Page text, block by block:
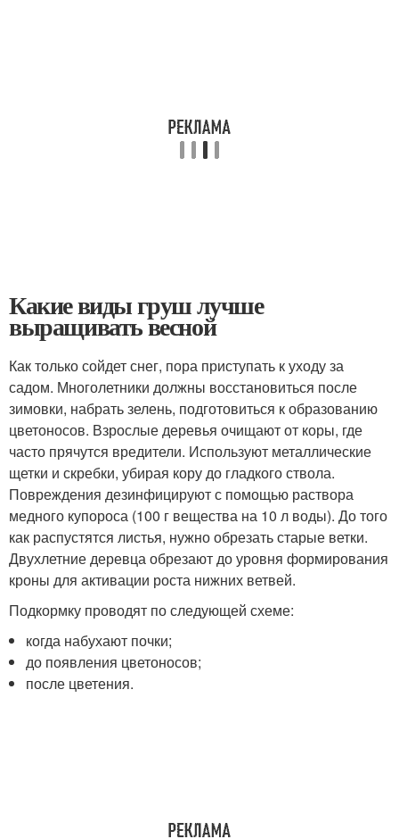
Какие виды груш лучше
выращивать весной
Как только сойдет снег, пора приступать к уходу за
садом. Многолетники должны восстановиться после
зимовки, набрать зелень, подготовиться к образованию
цветоносов. Взрослые деревья очищают от коры, где
часто прячутся вредители. Используют металлические
щетки и скребки, убирая кору до гладкого ствола.
Повреждения дезинфицируют с помощью раствора
медного купороса (100 г вещества на 10 л воды). До того
как распустятся листья, нужно обрезать старые ветки.
Двухлетние деревца обрезают до уровня формирования
кроны для активации роста нижних ветвей.
Подкормку проводят по следующей схеме:
когда набухают почки;
до появления цветоносов;
после цветения.